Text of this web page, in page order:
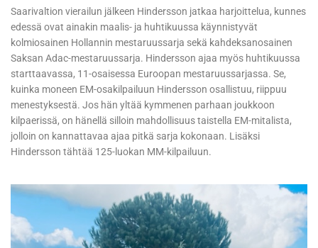
Saarivaltion vierailun jälkeen Hindersson jatkaa harjoittelua, kunnes
edessä ovat ainakin maalis- ja huhtikuussa käynnistyvät
kolmiosainen Hollannin mestaruussarja sekä kahdeksanosainen
Saksan Adac-mestaruussarja. Hindersson ajaa myös huhtikuussa
starttaavassa, 11-osaisessa Euroopan mestaruussarjassa. Se,
kuinka moneen EM-osakilpailuun Hindersson osallistuu, riippuu
menestyksestä. Jos hän yltää kymmenen parhaan joukkoon
kilpaerissä, on hänellä silloin mahdollisuus taistella EM-mitalista,
jolloin on kannattavaa ajaa pitkä sarja kokonaan. Lisäksi
Hindersson tähtää 125-luokan MM-kilpailuun.